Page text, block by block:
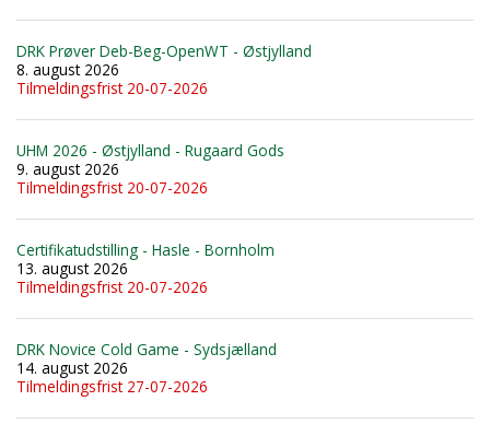
DRK Prøver Deb-Beg-OpenWT - Østjylland
8. august 2026
Tilmeldingsfrist 20-07-2026
UHM 2026 - Østjylland - Rugaard Gods
9. august 2026
Tilmeldingsfrist 20-07-2026
Certifikatudstilling - Hasle - Bornholm
13. august 2026
Tilmeldingsfrist 20-07-2026
DRK Novice Cold Game - Sydsjælland
14. august 2026
Tilmeldingsfrist 27-07-2026